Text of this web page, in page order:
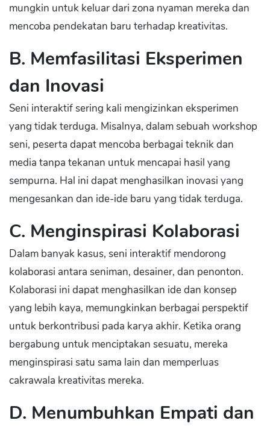
mungkin untuk keluar dari zona nyaman mereka dan
mencoba pendekatan baru terhadap kreativitas.
B. Memfasilitasi Eksperimen
dan Inovasi
Seni interaktif sering kali mengizinkan eksperimen
yang tidak terduga. Misalnya, dalam sebuah workshop
seni, peserta dapat mencoba berbagai teknik dan
media tanpa tekanan untuk mencapai hasil yang
sempurna. Hal ini dapat menghasilkan inovasi yang
mengesankan dan ide-ide baru yang tidak terduga.
C. Menginspirasi Kolaborasi
Dalam banyak kasus, seni interaktif mendorong
kolaborasi antara seniman, desainer, dan penonton.
Kolaborasi ini dapat menghasilkan ide dan konsep
yang lebih kaya, memungkinkan berbagai perspektif
untuk berkontribusi pada karya akhir. Ketika orang
bergabung untuk menciptakan sesuatu, mereka
menginspirasi satu sama lain dan memperluas
cakrawala kreativitas mereka.
D. Menumbuhkan Empati dan